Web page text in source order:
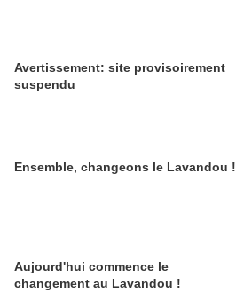
Avertissement: site provisoirement
suspendu
Ensemble, changeons le Lavandou !
Aujourd'hui commence le
changement au Lavandou !